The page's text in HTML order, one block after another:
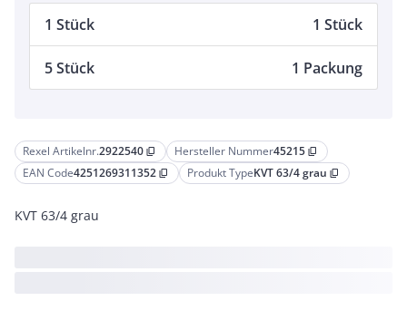
Rexel Artikelnr.2922540 content_copy Hersteller Nummer45215 content_copy
EAN Code4251269311352 content_copy Produkt TypeKVT 63/4 grau content_copy
KVT 63/4 grau
1 Stück 1 Stück
5 Stück 1 Packung